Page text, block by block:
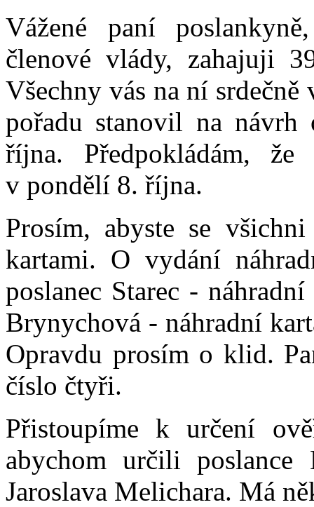
Vážené paní
členové vlády, zahajuji
Všechny vás na ní
pořadu stanovil na návrh
října. Předpokládám,
v pondělí 8. října.
Prosím, abyste se
kartami. O vydání
poslanec Starec -
Brynychová - náhradní
Opravdu prosím o klid.
číslo čtyři.
Přistoupíme k určení
abychom určili poslance
Jaroslava Melichara. Má